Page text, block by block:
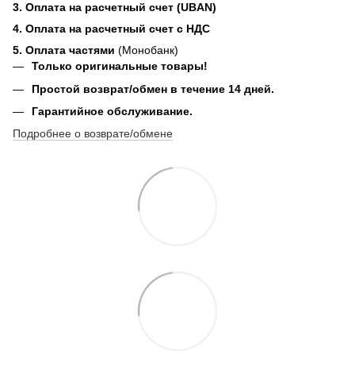
3. Оплата на расчетный счет (UBAN)
4. Оплата на расчетный счет с НДС
5. Оплата частями (Монобанк)
Только оригинальные товары!
Простой возврат/обмен в течение 14 дней.
Гарантийное обслуживание.
Подробнее о возврате/обмене